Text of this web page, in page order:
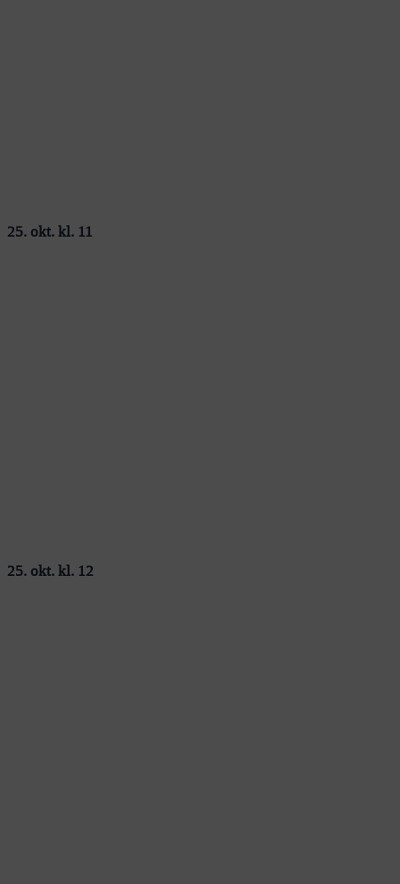
25. okt. kl. 11
25. okt. kl. 12